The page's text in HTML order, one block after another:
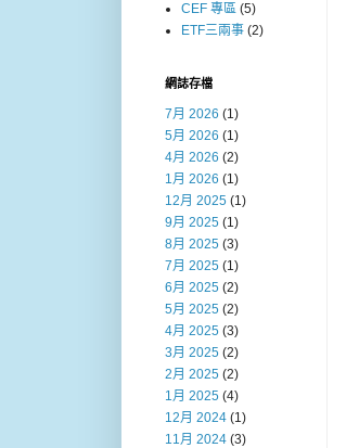
CEF 專區 (5)
ETF三兩事 (2)
網誌存檔
7月 2026 (1)
5月 2026 (1)
4月 2026 (2)
1月 2026 (1)
12月 2025 (1)
9月 2025 (1)
8月 2025 (3)
7月 2025 (1)
6月 2025 (2)
5月 2025 (2)
4月 2025 (3)
3月 2025 (2)
2月 2025 (2)
1月 2025 (4)
12月 2024 (1)
11月 2024 (3)